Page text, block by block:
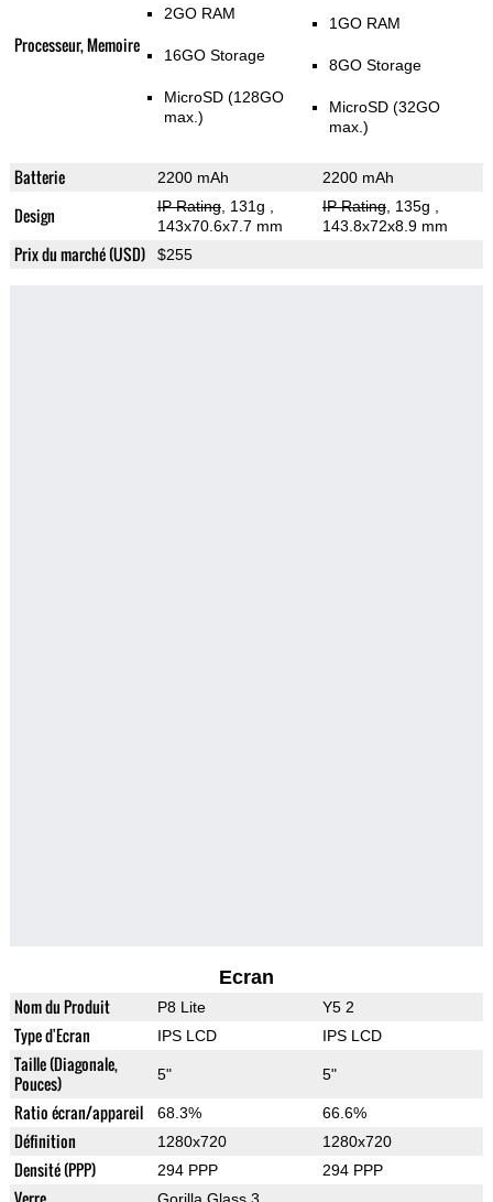
Processeur, Memoire
2GO RAM
16GO Storage
MicroSD (128GO
max.)
1GO RAM
8GO Storage
MicroSD (32GO
max.)
Batterie 2200 mAh 2200 mAh
Design IP Rating, 131g
143x70.6x7.7 mm
IP Rating, 135g
143.8x72x8.9 mm
Prix du marché (USD) $255
Ecran
Nom du Produit P8 Lite Y5 2
Type d'Ecran IPS LCD IPS LCD
Taille (Diagonale,
Pouces)
5" 5"
Ratio écran/appareil 68.3% 66.6%
Définition 1280x720 1280x720
Densité (PPP) 294 PPP 294 PPP